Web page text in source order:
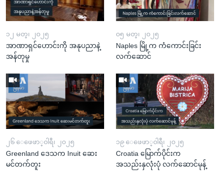
၁၂ မတ္၊ ၂၀၂၅
အာဏာရှင်ဟောင်းကို အနုပညာနဲ့
အန်တုမှု
၀၅ မတ္၊ ၂၀၂၅
Naples မြို့က ကံကောင်းခြင်း
လက်ဆောင်
၂၆ ေဖေဖာ္၀ါရီ၊ ၂၀၂၅
Greenland ဒေသက Inuit ဆေး
မင်တက်တူး
၁၉ ေဖေဖာ္၀ါရီ၊ ၂၀၂၅
Croatia မြောက်ပိုင်းက
အသည်းနှလုံးပုံ လက်ဆောင်မုန့်